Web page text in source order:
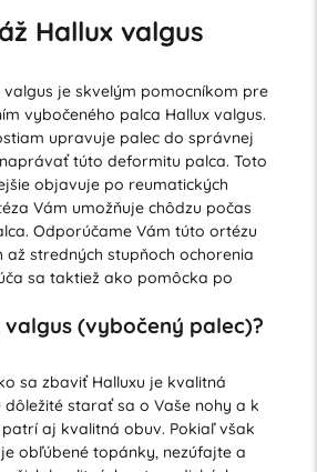
Hallux valgus
valgus je skvelým pomocníkom pre
vybočeného palca Hallux valgus.
upravuje palec do správnej
túto deformitu palca. Toto
objavuje po reumatických
Vám umožňuje chôdzu počas
Odporúčame Vám túto ortézu
stredných stupňoch ochorenia
sa taktiež ako pomôcka po
(vybočený palec)?
sa zbaviť Halluxu je kvalitná
starať sa o Vaše nohy a k
aj kvalitná obuv. Pokiaľ však
obľúbené topánky, nezúfajte a